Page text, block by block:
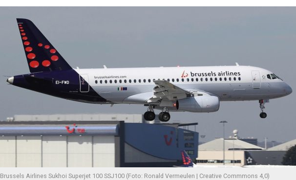
Brussels Airlines Sukhoi Superjet 100 SSJ100 (Foto: Ronald Vermeulen | Creative Commmons 4,0)